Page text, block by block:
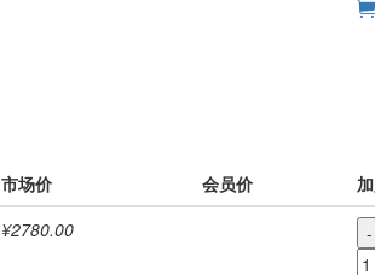
市场价 会员价
¥2780.00 -